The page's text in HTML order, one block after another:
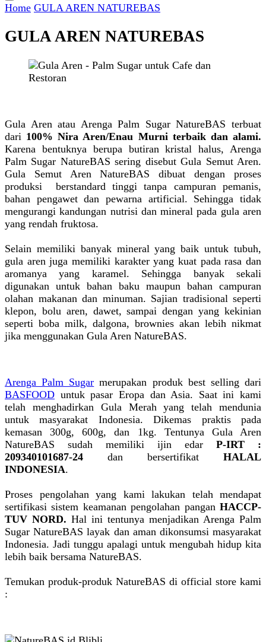
Home GULA AREN NATUREBAS
GULA AREN NATUREBAS
Gula Aren atau Arenga Palm Sugar NatureBAS terbuat
dari 100% Nira Aren/Enau Murni terbaik dan alami.
Karena bentuknya berupa butiran kristal halus, Arenga
Palm Sugar NatureBAS sering disebut Gula Semut Aren.
Gula Semut Aren NatureBAS dibuat dengan proses
produksi berstandard tinggi tanpa campuran pemanis,
bahan pengawet dan pewarna artificial. Sehingga tidak
mengurangi kandungan nutrisi dan mineral pada gula aren
yang rendah fruktosa.
Selain memiliki banyak mineral yang baik untuk tubuh,
gula aren juga memiliki karakter yang kuat pada rasa dan
aromanya yang karamel. Sehingga banyak sekali
digunakan untuk bahan baku maupun bahan campuran
olahan makanan dan minuman. Sajian tradisional seperti
klepon, bolu aren, dawet, sampai dengan yang kekinian
seperti boba milk, dalgona, brownies akan lebih nikmat
jika menggunakan Gula Aren NatureBAS.
Arenga Palm Sugar merupakan produk best selling dari
BASFOOD untuk pasar Eropa dan Asia. Saat ini kami
telah menghadirkan Gula Merah yang telah mendunia
untuk masyarakat Indonesia. Dikemas praktis pada
kemasan 300g, 600g, dan 1kg. Tentunya Gula Aren
NatureBAS sudah memiliki ijin edar P-IRT :
209340101687-24 dan bersertifikat HALAL
INDONESIA.
Proses pengolahan yang kami lakukan telah mendapat
sertifikasi sistem keamanan pengolahan pangan HACCP-
TUV NORD. Hal ini tentunya menjadikan Arenga Palm
Sugar NatureBAS layak dan aman dikonsumsi masyarakat
Indonesia. Jadi tunggu apalagi untuk mengubah hidup kita
lebih baik bersama NatureBAS.
Temukan produk-produk NatureBAS di official store kami
: